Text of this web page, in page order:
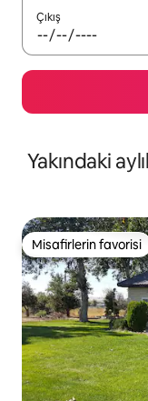
Çıkış
Yakındaki
Misafirlerin favorisi
Misafirlerin favorisi